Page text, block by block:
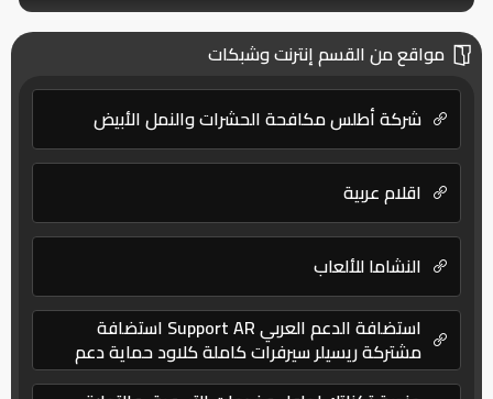
مواقع من القسم إنترنت وشبكات
شركة أطلس مكافحة الحشرات والنمل الأبيض
اقلام عربية
النشاما للألعاب
استضافة الدعم العربي Support AR استضافة
مشتركة ريسيلر سيرفرات كاملة كلاود حماية دعم
فني